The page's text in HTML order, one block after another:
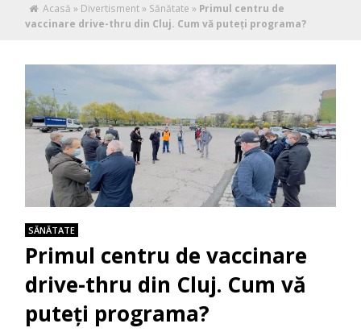
Acasă » Divertisment» Sănătate » Primul centru de
vaccinare drive-thru din Cluj. Cum vă puteți programa?
SĂNĂTATE
Primul centru de vaccinare
drive-thru din Cluj. Cum vă
puteți programa?